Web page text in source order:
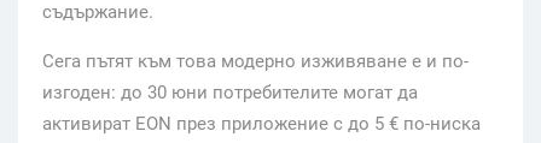
съдържание.
Сега пътят към това модерно изживяване е и по-
изгоден: до 30 юни потребителите могат да
активират EON през приложение с до 5 € по-ниска